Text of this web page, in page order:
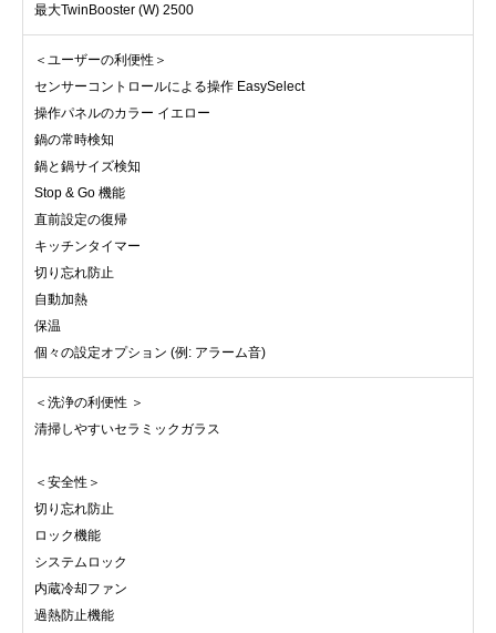
最大TwinBooster (W) 2500
＜ユーザーの利便性＞
センサーコントロールによる操作 EasySelect
操作パネルのカラー イエロー
鍋の常時検知
鍋と鍋サイズ検知
Stop & Go 機能
直前設定の復帰
キッチンタイマー
切り忘れ防止
自動加熱
保温
個々の設定オプション (例: アラーム音)
＜洗浄の利便性 ＞
清掃しやすいセラミックガラス
＜安全性＞
切り忘れ防止
ロック機能
システムロック
内蔵冷却ファン
過熱防止機能